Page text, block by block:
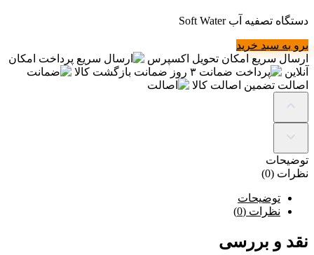
دستگاه تصفیه آب Soft Water
برو به سبد خرید
ارسال سریع امکان تحویل اکسپرس پرداخت امکان
آنلاین
ضمانت ۳ روز ضمانت بازگشت کالا
اصالت تضمین اصالت کالا
توضیحات
نظرات (0)
توضیحات
نظرات (0)
نقد و بررسی